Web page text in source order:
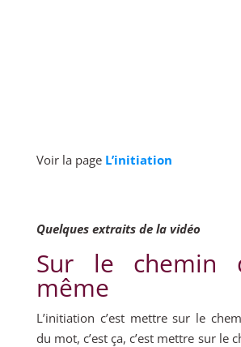
Voir la pageL’initiation
Quelques extraits de la vidéo
Sur le chemin
même
L’initiation c’est mettre sur le
du mot, c’est ça, c’est mettre sur le